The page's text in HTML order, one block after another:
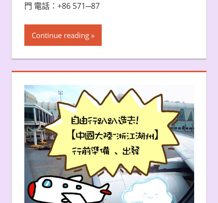
門 電話：+86 571─87
Continue reading